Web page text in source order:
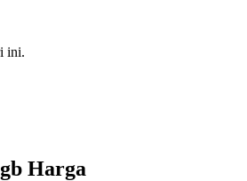
ini.
Harga